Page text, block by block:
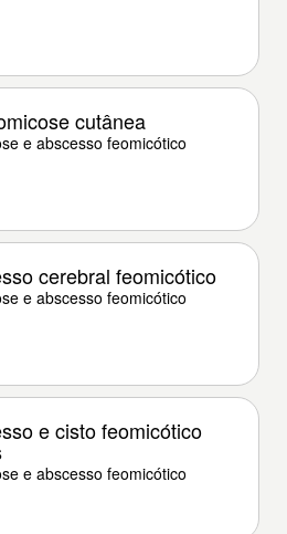
cutânea
e abscesso feomicótico
cerebral feomicótico
e abscesso feomicótico
e cisto feomicótico
e abscesso feomicótico